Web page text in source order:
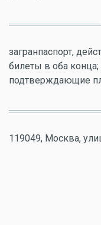
загранпаспорт,
билеты в оба
подтверждающие
119049, Москва,